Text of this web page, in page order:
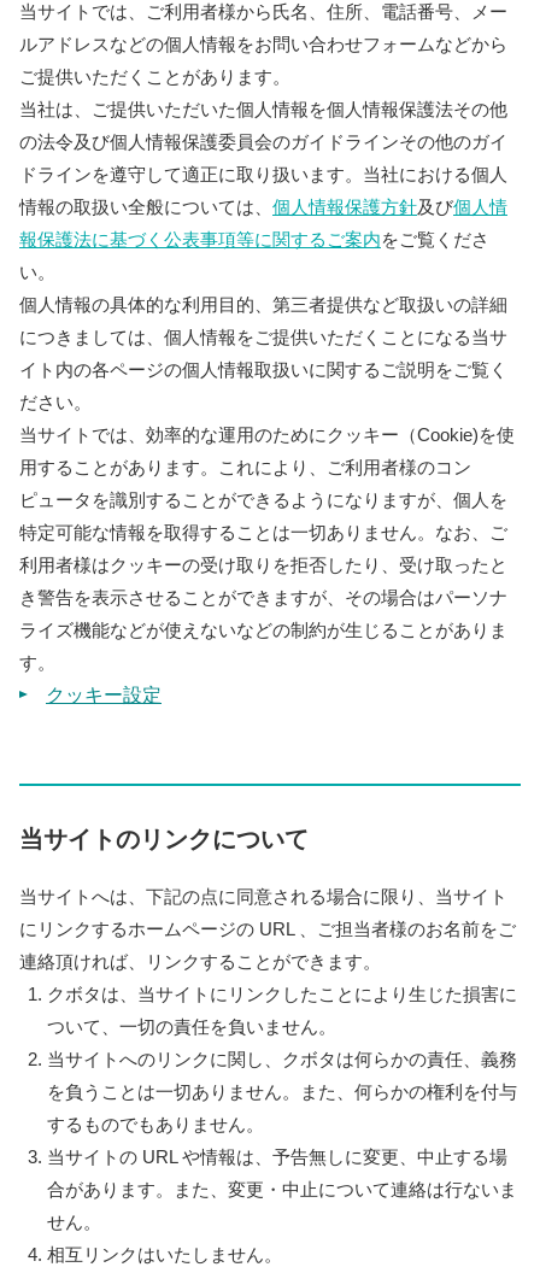
当サイトでは、ご利用者様から氏名、住所、電話番号、メー
ルアドレスなどの個人情報をお問い合わせフォームなどから
ご提供いただくことがあります。
当社は、ご提供いただいた個人情報を個人情報保護法その他
の法令及び個人情報保護委員会のガイドラインその他のガイ
ドラインを遵守して適正に取り扱います。当社における個人
情報の取扱い全般については、 個人情報保護方針及び個人情
報保護法に基づく公表事項等に関するご案内をご覧くださ
い。
個人情報の具体的な利用目的、第三者提供など取扱いの詳細
につきましては、個人情報をご提供いただくことになる当サ
イト内の各ページの個人情報取扱いに関するご説明をご覧く
ださい。
当サイトでは、効率的な運用のためにクッキー（Cookie)を使
用することがあります。これにより、ご利用者様のコン
ピュータを識別することができるようになりますが、個人を
特定可能な情報を取得することは一切ありません。なお、ご
利用者様はクッキーの受け取りを拒否したり、受け取ったと
き警告を表示させることができますが、その場合はパーソナ
ライズ機能などが使えないなどの制約が生じることがありま
す。
クッキー設定
当サイトのリンクについて
当サイトへは、下記の点に同意される場合に限り、当サイト
にリンクするホームページの URL 、ご担当者様のお名前をご
連絡頂ければ、リンクすることができます。
クボタは、当サイトにリンクしたことにより生じた損害に
ついて、一切の責任を負いません。
当サイトへのリンクに関し、クボタは何らかの責任、義務
を負うことは一切ありません。また、何らかの権利を付与
するものでもありません。
当サイトの URL や情報は、予告無しに変更、中止する場
合があります。また、変更・中止について連絡は行ないま
せん。
相互リンクはいたしません。